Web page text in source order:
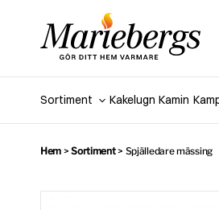
Sortiment Kakelugn Kamin
Hem >Sortiment> Spjälledare mässing